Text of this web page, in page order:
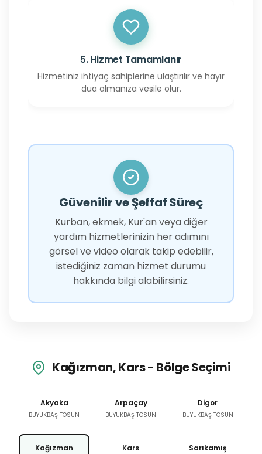
5. Hizmet Tamamlanır
Hizmetiniz ihtiyaç sahiplerine ulaştırılır ve hayır
dua almanıza vesile olur.
Güvenilir ve Şeffaf Süreç
Kurban, ekmek, Kur'an veya diğer
yardım hizmetlerinizin her adımını
görsel ve video olarak takip edebilir,
istediğiniz zaman hizmet durumu
hakkında bilgi alabilirsiniz.
Kağızman, Kars - Bölge Seçimi
Akyaka
BÜYÜKBAŞ TOSUN
Arpaçay
BÜYÜKBAŞ TOSUN
Digor
BÜYÜKBAŞ TOSUN
Kağızman Kars Sarıkamış